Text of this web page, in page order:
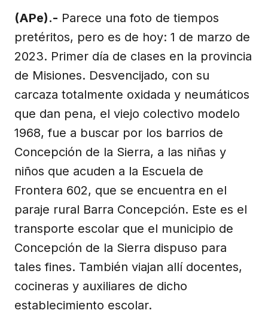
(APe).- Parece una foto de tiempos
pretéritos, pero es de hoy: 1 de marzo de
2023. Primer día de clases en la provincia
de Misiones. Desvencijado, con su
carcaza totalmente oxidada y neumáticos
que dan pena, el viejo colectivo modelo
1968, fue a buscar por los barrios de
Concepción de la Sierra, a las niñas y
niños que acuden a la Escuela de
Frontera 602, que se encuentra en el
paraje rural Barra Concepción. Este es el
transporte escolar que el municipio de
Concepción de la Sierra dispuso para
tales fines. También viajan allí docentes,
cocineras y auxiliares de dicho
establecimiento escolar.